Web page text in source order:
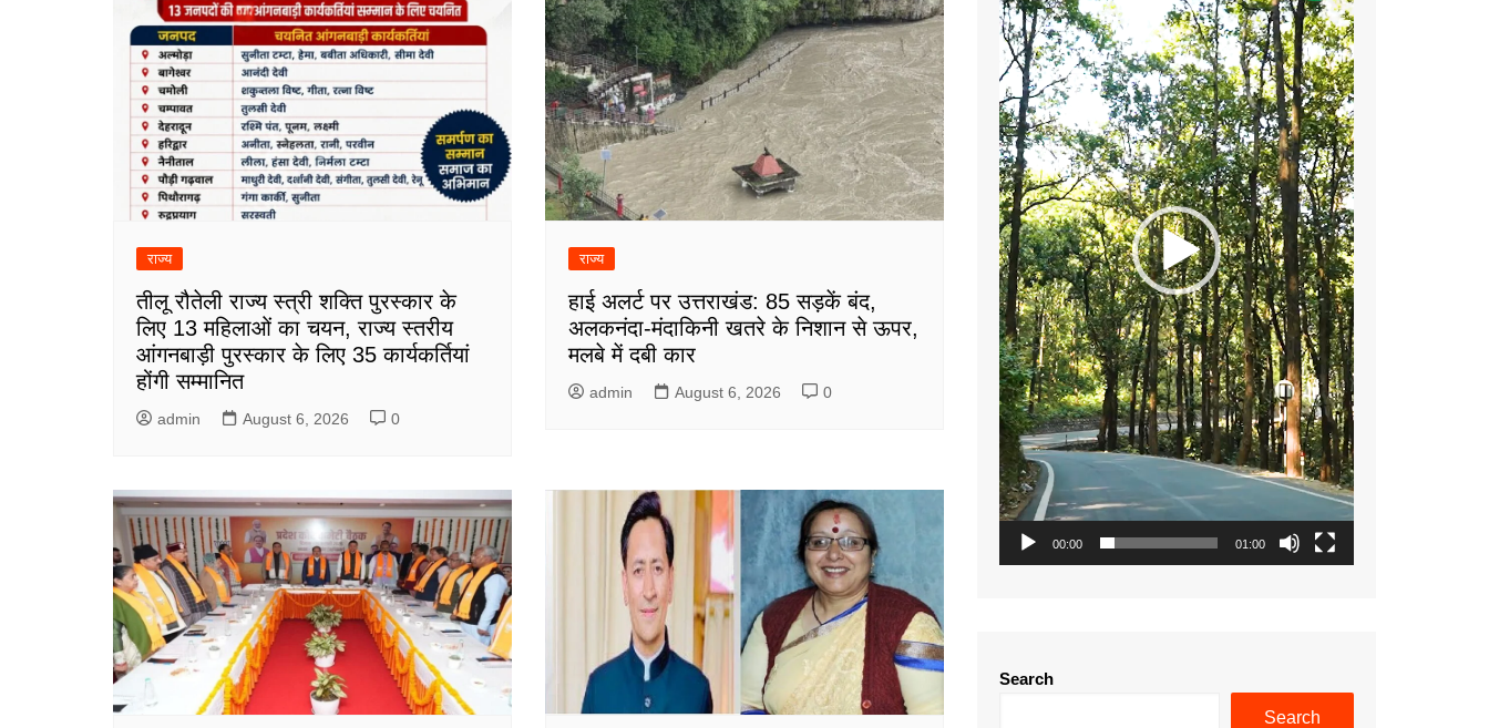
राज्य
तीलू रौतेली राज्य स्त्री शक्ति पुरस्कार के
लिए 13 महिलाओं का चयन, राज्य स्तरीय
आंगनबाड़ी पुरस्कार के लिए 35 कार्यकर्तियां
होंगी सम्मानित
admin August 6, 2026 0
राज्य
हाई अलर्ट पर उत्तराखंड: 85 सड़कें बंद,
अलकनंदा-मंदाकिनी खतरे के निशान से ऊपर,
मलबे में दबी कार
admin August 6, 2026 0
00:00 01:00
Search
Search